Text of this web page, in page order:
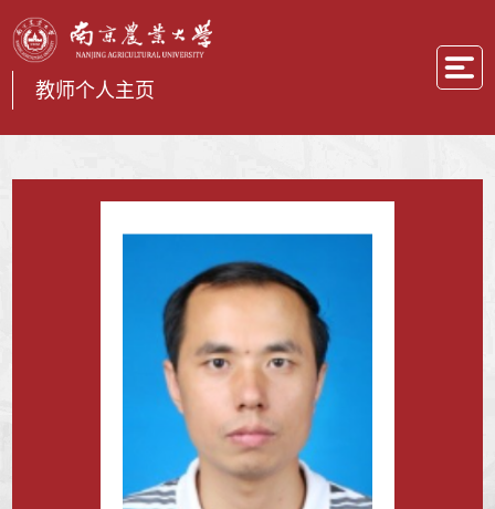
教师个人主页